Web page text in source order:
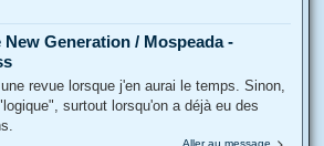
Generation / Mospeada -
revue lorsque j'en aurai le temps. Sinon,
surtout lorsqu'on a déjà eu des
Aller au message